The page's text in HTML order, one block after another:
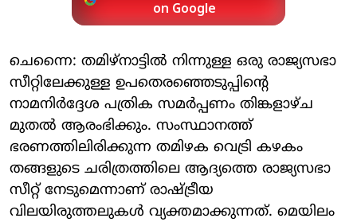
on Google
ചെന്നൈ: തമിഴ്‌നാട്ടിൽ നിന്നുള്ള ഒരു രാജ്യസഭാ
സീറ്റിലേക്കുള്ള ഉപതെരഞ്ഞെടുപ്പിന്റെ
നാമനിർദ്ദേശ പത്രിക സമർപ്പണം തിങ്കളാഴ്ച
മുതൽ ആരംഭിക്കും. സംസ്ഥാനത്ത്
ഭരണത്തിലിരിക്കുന്ന തമിഴക വെട്രി കഴകം
തങ്ങളുടെ ചരിത്രത്തിലെ ആദ്യത്തെ രാജ്യസഭാ
സീറ്റ് നേടുമെന്നാണ് രാഷ്ട്രീയ
വിലയിരുത്തലുകൾ വ്യക്തമാക്കുന്നത്. മെയിലം